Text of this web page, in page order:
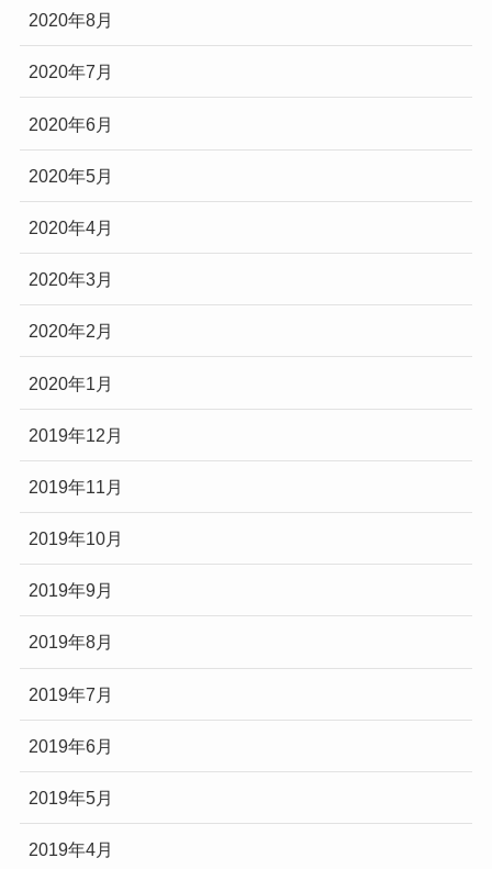
2020年8月
2020年7月
2020年6月
2020年5月
2020年4月
2020年3月
2020年2月
2020年1月
2019年12月
2019年11月
2019年10月
2019年9月
2019年8月
2019年7月
2019年6月
2019年5月
2019年4月